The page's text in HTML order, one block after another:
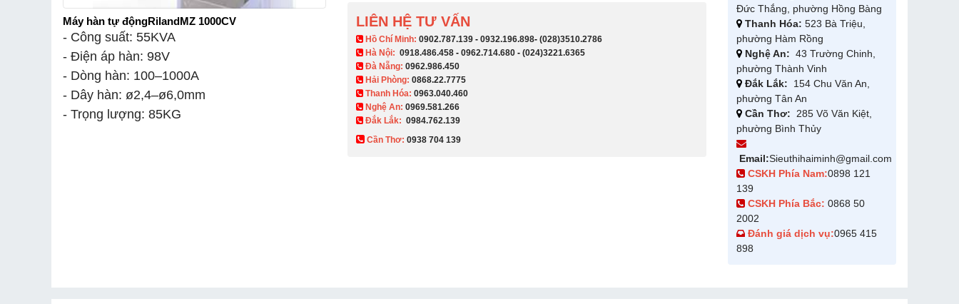
Máy hàn tự độngRiland MZ 1000CV
- Công suất: 55KVA
- Điện áp hàn: 98V
- Dòng hàn: 100–1000A
- Dây hàn: ø2,4–ø6,0mm
- Trọng lượng: 85KG
LIÊN HỆ TƯ VẤN
​ Hồ Chí Minh:0902.787.139 -0932.196.898-(028)3510.2786
Hà Nội:0918.486.458 -0962.714.680 -(024)3221.6365
Đà Nẵng:0962.986.450
Hải Phòng:0868.22.7775
Thanh Hóa:0963.040.460
Nghệ An:0969.581.266
Đắk Lắk: 0984.762.139
Cần Thơ:0938 704 139​
Đức Thắng, phường Hồng Bàng
Thanh Hóa: 523 Bà Triệu,
phường Hàm Rồng
Nghệ An: 43 Trường Chinh,
phường Thành Vinh
Đắk Lắk: 154 Chu Văn An,
phường Tân An
Cần Thơ: 285 Võ Văn Kiệt,
phường Bình Thủy
Email:Sieuthihaiminh@gmail.com
CSKH Phía Nam:0898 121
139
CSKH Phía Bắc: 0868 50
2002
Đánh giá dịch vụ:0965 415
898